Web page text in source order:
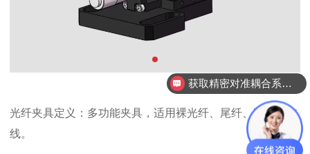
光纤夹具定义：多功能夹具，适用裸光纤、尾纤、跳线、皮
线。
获取精密对准耦合系统技术方案